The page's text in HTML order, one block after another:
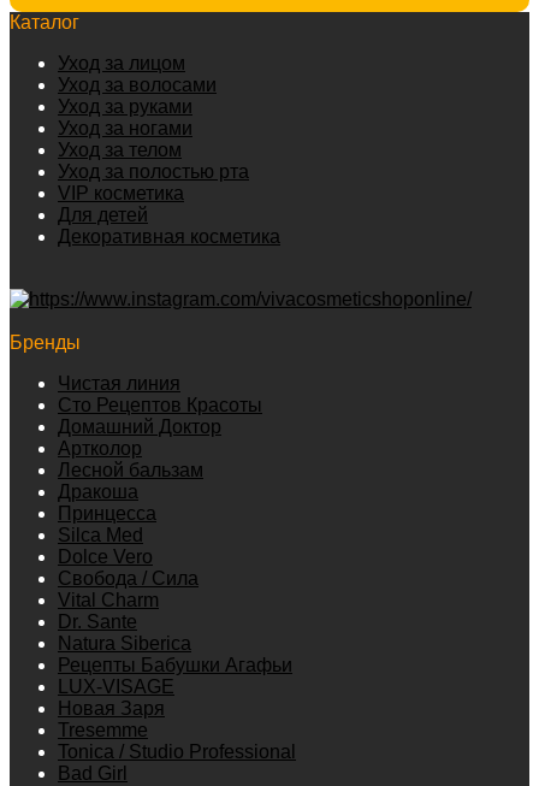
Каталог
Уход за лицом
Уход за волосами
Уход за руками
Уход за ногами
Уход за телом
Уход за полостью рта
VIP косметика
Для детей
Декоративная косметика
Бренды
Чистая линия
Сто Рецептов Красоты
Домашний Доктор
Артколор
Лесной бальзам
Дракоша
Принцесса
Silca Med
Dolce Vero
Свобода / Сила
Vital Charm
Dr. Sante
Natura Siberica
Рецепты Бабушки Агафьи
LUX-VISAGE
Новая Заря
Tresemme
Tonica / Studio Professional
Bad Girl